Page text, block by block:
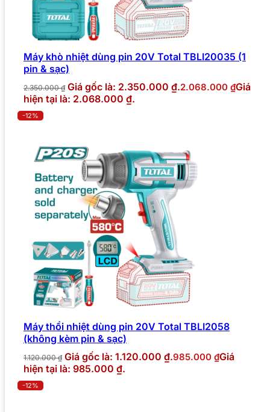
Máy khò nhiệt dùng pin 20V Total TBLI20035 (1
pin & sạc)
2.350.000₫ Giá gốc là: 2.350.000 ₫.2.068.000 ₫Giá
hiện tại là: 2.068.000 ₫.
-12%
Máy thổi nhiệt dùng pin 20V Total TBLI2058
(không kèm pin & sạc)
1.120.000₫ Giá gốc là: 1.120.000 ₫.985.000 ₫Giá
hiện tại là: 985.000 ₫.
-12%